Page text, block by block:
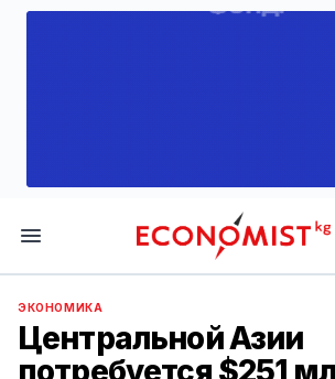
Economist.kg
ЭКОНОМИКА
Центральной Азии
потребуется $251